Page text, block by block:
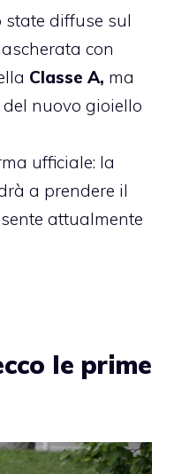
state diffuse sul
con
Classe A, ma
nuovo gioiello
ufficiale: la
a prendere il
attualmente
le prime